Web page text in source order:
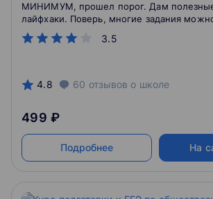
3.5
МИНИМУМ, прошел порог. Дам
лайфхаки. Поверь, многие задания
без знания обществознания: нужна
логика.
4.8 60 отзывов о школе
499 ₽
Подробнее На